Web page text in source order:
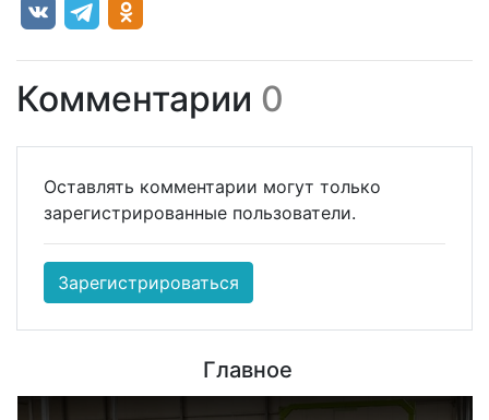
Комментарии 0
Оставлять комментарии могут только
зарегистрированные пользователи.
Зарегистрироваться
Главное